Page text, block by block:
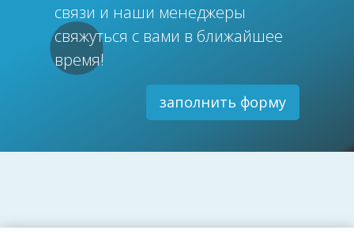
связи и наши менеджеры
свяжуться с вами в ближайшее
время!
заполнить форму